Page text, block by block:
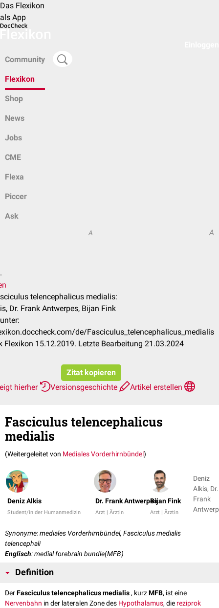
Das Flexikon
als App
Community
Flexikon
Shop
News
Jobs
CME
Flexa
Piccer
Ask
A A
telencephalicus medialis:
Dr. Frank Antwerpes, Bijan Fink
de/Fasciculus_telencephalicus_medialis
Flexikon 15.12.2019. Letzte Bearbeitung 21.03.2024
Zitat kopieren
hierher
Versionsgeschichte Artikel erstellen
Fasciculus telencephalicus
medialis
(Weitergeleitet von Mediales Vorderhirnbündel)
Deniz Alkis
Student/in der Humanmedizin
Dr. Frank Antwerpes
Arzt | Ärztin
Bijan Fink
Arzt | Ärztin
Deniz
Alkis, Dr.
Frank
Synonyme: mediales Vorderhirnbündel, Fasciculus medialis
telencephali
Englisch: medial forebrain bundle(MFB)
Definition
DerFasciculus telencephalicus medialis, kurzMFB, ist eine
Nervenbahn in der lateralen Zone des Hypothalamus, die reziprok